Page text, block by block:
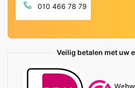
010 466 78 79
Veilig betalen met uw